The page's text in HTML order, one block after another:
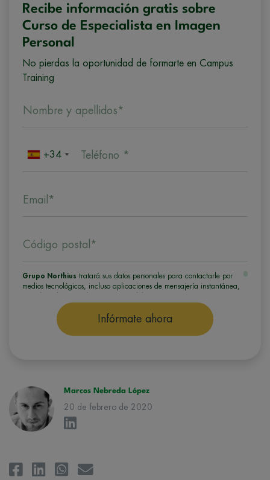
Recibe información gratis sobre
Curso de Especialista en Imagen
Personal
No pierdas la oportunidad de formarte en Campus
Training
Nombre y apellidos*
+34 Teléfono *
Email*
Código postal*
Grupo Northius tratará sus datos personales para contactarle por
medios tecnológicos, incluso aplicaciones de mensajería instantánea,
seleccionado o de otros directamente relacionados con el interés
manifestado y, en su caso, para tramitar la contratación
correspondiente. Compartiremos su solicitud con las empresas que
Grupo Northius, con el objeto de que estas puedan
Infórmate ahora
Marcos Nebreda López
20 de febrero de 2020